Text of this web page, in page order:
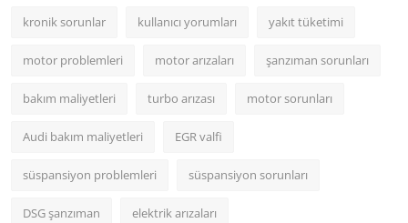
kronik sorunlar kullanıcı yorumları yakıt tüketimi
motor problemleri motor arızaları şanzıman sorunları
bakım maliyetleri turbo arızası motor sorunları
Audi bakım maliyetleri EGR valfi
süspansiyon problemleri süspansiyon sorunları
DSG şanzıman elektrik arızaları